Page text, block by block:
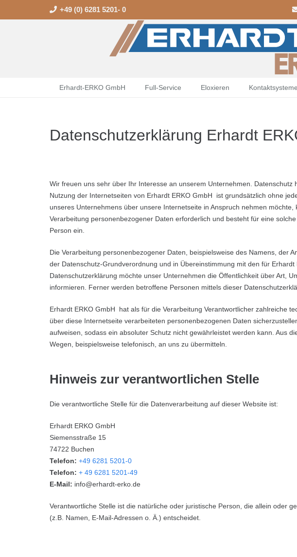
+49 (0) 6281 5201- 0
Erhardt-ERKO GmbH Full-Service Eloxieren Kontaktsysteme
Datenschutzerklärung Erhardt
Wir freuen uns sehr über Ihr Interesse an unserem Unternehmen.
Nutzung der Internetseiten von Erhardt ERKO GmbH ist grundsätzlich ohne
unseres Unternehmens über unsere Internetseite in Anspruch nehmen
Verarbeitung personenbezogener Daten erforderlich und besteht für eine
Person ein.
Die Verarbeitung personenbezogener Daten, beispielsweise des Namens, der
der Datenschutz-Grundverordnung und in Übereinstimmung mit den für
Datenschutzerklärung möchte unser Unternehmen die Öffentlichkeit über Art,
informieren. Ferner werden betroffene Personen mittels dieser
Erhardt ERKO GmbH hat als für die Verarbeitung Verantwortlicher zahlreiche
über diese Internetseite verarbeiteten personenbezogenen Daten
aufweisen, sodass ein absoluter Schutz nicht gewährleistet werden kann. Aus
Wegen, beispielsweise telefonisch, an uns zu übermitteln.
Hinweis zur verantwortlichen Stelle
Die verantwortliche Stelle für die Datenverarbeitung auf dieser Website ist:
Erhardt ERKO GmbH
Siemensstraße 15
74722 Buchen
Telefon: +49 6281 5201-0
Telefon: + 49 6281 5201-49
E-Mail: info@erhardt-erko.de
Verantwortliche Stelle ist die natürliche oder juristische Person, die allein oder
(z.B. Namen, E-Mail-Adressen o. Ä.) entscheidet.